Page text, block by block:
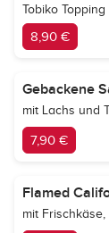
Tobiko Topping
8,90 €
Gebackene
mit Lachs und
7,90 €
Flamed
mit